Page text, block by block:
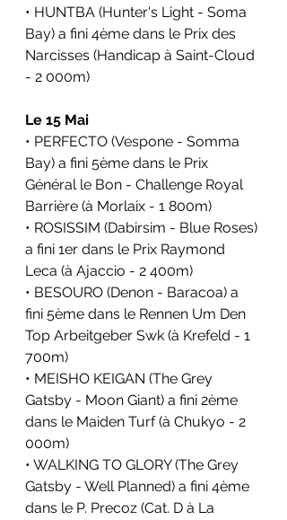
• HUNTBA (Hunter's Light - Soma
Bay) a fini 4ème dans le Prix des
Narcisses (Handicap à Saint-Cloud
- 2 000m)
Le 15 Mai
• PERFECTO (Vespone - Somma
Bay) a fini 5ème dans le Prix
Général le Bon - Challenge Royal
Barrière (à Morlaix - 1 800m)
• ROSISSIM (Dabirsim - Blue Roses)
a fini 1er dans le Prix Raymond
Leca (à Ajaccio - 2 400m)
• BESOURO (Denon - Baracoa) a
fini 5ème dans le Rennen Um Den
Top Arbeitgeber Swk (à Krefeld - 1
700m)
• MEISHO KEIGAN (The Grey
Gatsby - Moon Giant) a fini 2ème
dans le Maiden Turf (à Chukyo - 2
000m)
• WALKING TO GLORY (The Grey
Gatsby - Well Planned) a fini 4ème
dans le P. Precoz (Cat. D à La